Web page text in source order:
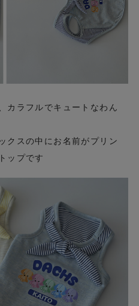
カラフルでキュートなわん
クスの中にお名前がプリン
ップです